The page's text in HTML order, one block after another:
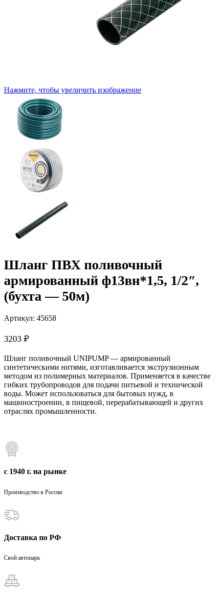
Нажмите, чтобы увеличить изображение
Шланг ПВХ поливочный
армированный ф13вн*1,5, 1/2″,
(бухта — 50м)
Артикул: 45658
3203 ₽
Шланг поливочный UNIPUMP — армированный
синтетическими нитями, изготавливается экструзионным
методом из полимерных материалов. Применяется в качестве
гибких трубопроводов для подачи питьевой и технической
воды. Может использоваться для бытовых нужд, в
машиностроении, в пищевой, перерабатывающей и других
отраслях промышленности.
с 1940 г. на рынке
Производство в России
Доставка по РФ
Свой автопарк